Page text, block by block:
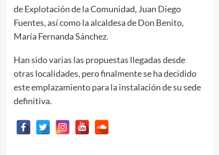
de Explotación de la Comunidad, Juan Diego
Fuentes, así como la alcaldesa de Don Benito,
María Fernanda Sánchez.
Han sido varias las propuestas llegadas desde
otras localidades, pero finalmente se ha decidido
este emplazamiento para la instalación de su sede
definitiva.